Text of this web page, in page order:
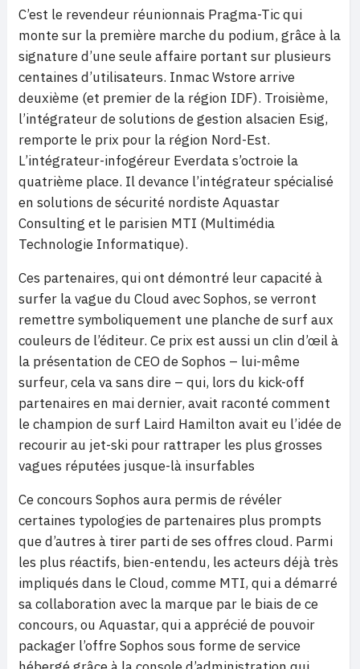
C’est le revendeur réunionnais Pragma-Tic qui
monte sur la première marche du podium, grâce à la
signature d’une seule affaire portant sur plusieurs
centaines d’utilisateurs. Inmac Wstore arrive
deuxième (et premier de la région IDF). Troisième,
l’intégrateur de solutions de gestion alsacien Esig,
remporte le prix pour la région Nord-Est.
L’intégrateur-infogéreur Everdata s’octroie la
quatrième place. Il devance l’intégrateur spécialisé
en solutions de sécurité nordiste Aquastar
Consulting et le parisien MTI (Multimédia
Technologie Informatique).
Ces partenaires, qui ont démontré leur capacité à
surfer la vague du Cloud avec Sophos, se verront
remettre symboliquement une planche de surf aux
couleurs de l’éditeur. Ce prix est aussi un clin d’œil à
la présentation de CEO de Sophos – lui-même
surfeur, cela va sans dire – qui, lors du kick-off
partenaires en mai dernier, avait raconté comment
le champion de surf Laird Hamilton avait eu l’idée de
recourir au jet-ski pour rattraper les plus grosses
vagues réputées jusque-là insurfables
Ce concours Sophos aura permis de révéler
certaines typologies de partenaires plus prompts
que d’autres à tirer parti de ses offres cloud. Parmi
les plus réactifs, bien-entendu, les acteurs déjà très
impliqués dans le Cloud, comme MTI, qui a démarré
sa collaboration avec la marque par le biais de ce
concours, ou Aquastar, qui a apprécié de pouvoir
packager l’offre Sophos sous forme de service